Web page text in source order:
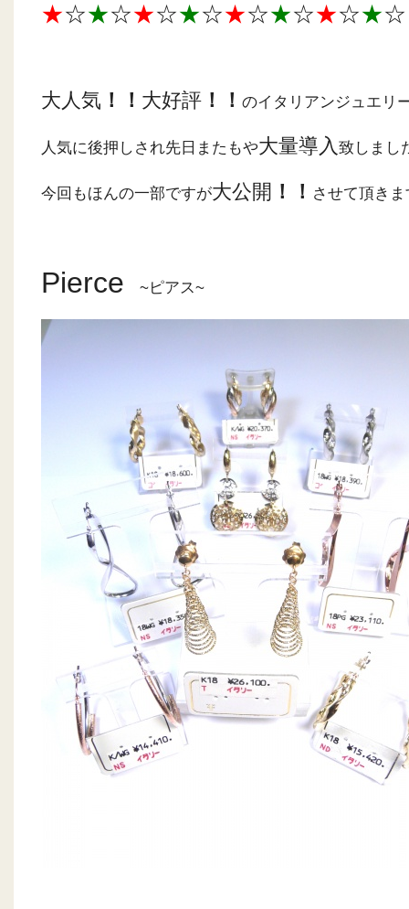
★☆★☆★☆★☆★☆★☆★☆★☆
大人気 ！！ 大好評 ！！ のイタリアンジュエリ
人気に後押しされ先日またもや大量導入 致しまし
今回もほんの一部ですが大公開 ！！ させて頂きま
Pierce ~ピアス~